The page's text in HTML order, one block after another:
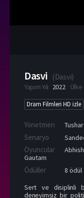
Dasvi (Dasvi)
Yapım Yılı 2022 Ülke
Dram Filmleri HD izle
Yönetmen
Senaryo
Oyuncular
Gautam
Ödüller
8 ödül
Sert ve disiplinli
deneyimsiz bir